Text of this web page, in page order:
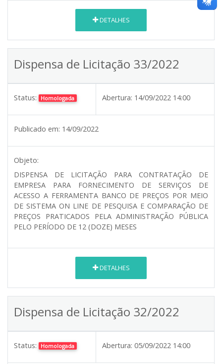
DETALHES
Dispensa de Licitação 33/2022
Status: Homologada Abertura: 14/09/2022 14:00
Publicado em: 14/09/2022
Objeto:
DISPENSA DE LICITAÇÃO PARA CONTRATAÇÃO DE
EMPRESA PARA FORNECIMENTO DE SERVIÇOS DE
ACESSO A FERRAMENTA BANCO DE PREÇOS POR MEIO
DE SISTEMA ON LINE DE PESQUISA E COMPARAÇÃO DE
PREÇOS PRATICADOS PELA ADMINISTRAÇÃO PÚBLICA
PELO PERÍODO DE 12 (DOZE) MESES
DETALHES
Dispensa de Licitação 32/2022
Status: Homologada Abertura: 05/09/2022 14:00